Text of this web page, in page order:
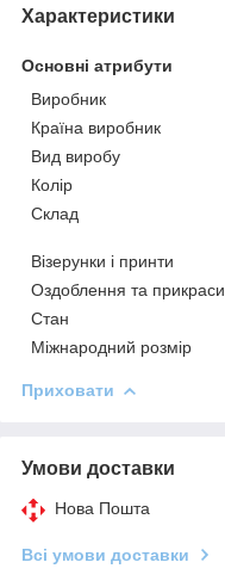
Характеристики
Основні атрибути
Виробник
Країна виробник
Вид виробу
Колір
Склад
Візерунки і принти
Оздоблення та прикраси
Стан
Міжнародний розмір
Приховати
Умови доставки
Нова Пошта
Всі умови доставки